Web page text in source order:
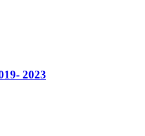
2023